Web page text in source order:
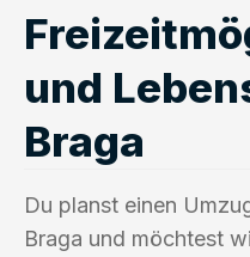
und
Braga
Du planst einen
Braga und möchtest